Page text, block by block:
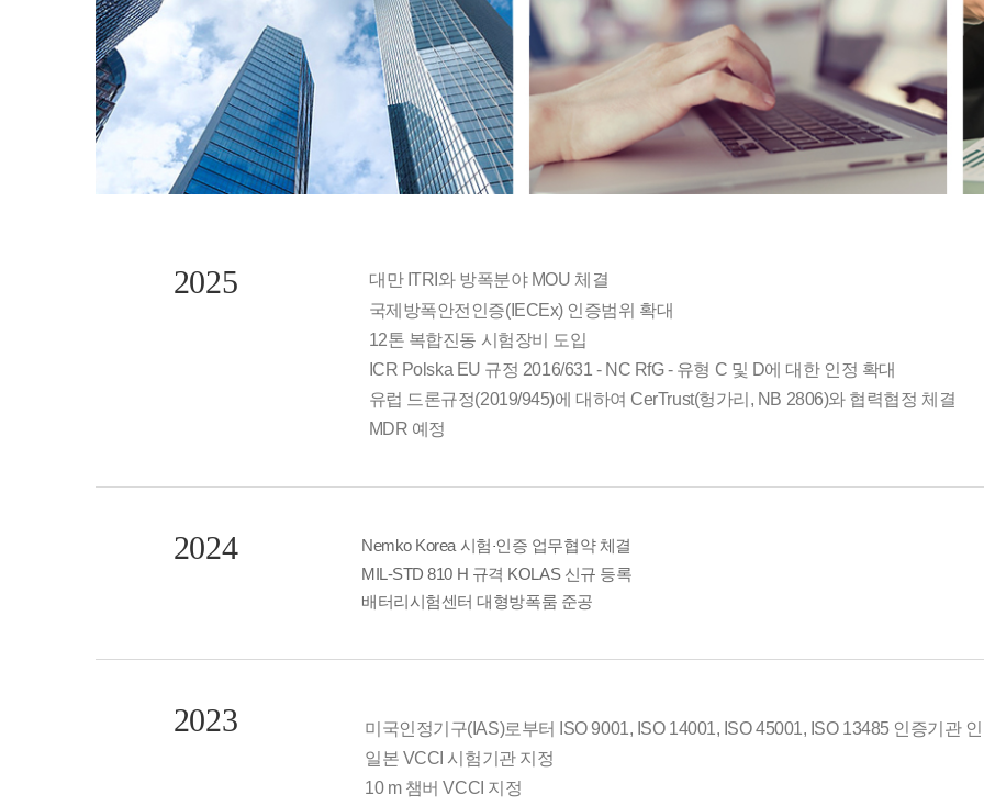
2025
대만 ITRI와 방폭분야 MOU 체결
국제방폭안전인증(IECEx) 인증범위 확대
12톤 복합진동 시험장비 도입
ICR Polska EU 규정 2016/631 - NC RfG - 유형 C 및 D에 대한 인정 확대
유럽 드론규정(2019/945)에 대하여 CerTrust(헝가리, NB 2806)와 협력협정 체결
MDR 예정
2024 Nemko Korea 시험 ·인증 업무협약 체결
MIL-STD 810 H 규격 KOLAS 신규 등록
배터리시험센터 대형방폭룸 준공
2023
미국인정기구(IAS)로부터 ISO 9001, ISO 14001, ISO 45001, ISO 13485 인증기관
일본 VCCI 시험기관 지정
10 m 챔버 VCCI 지정